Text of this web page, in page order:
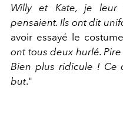
Willy et Kate, je
pensaient. Ils ont dit
avoir essayé le
ont tous deux hurlé.
Bien plus ridicule ! Ce
but."